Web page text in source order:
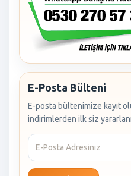
E-Posta Bülteni
E-posta bültenimize kayıt
indirimlerden ilk siz